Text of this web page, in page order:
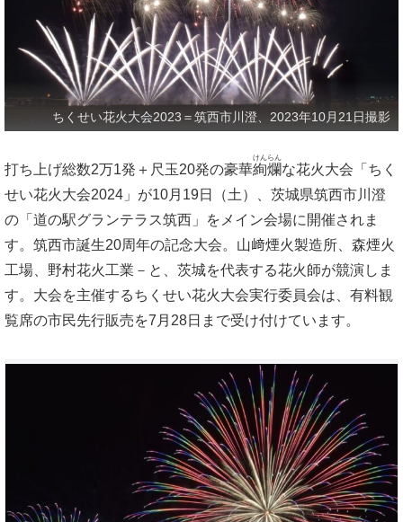
ちくせい花火大会2023＝筑西市川澄、2023年10月21日撮影
打ち上げ総数2万1発＋尺玉20発の豪華絢爛
けんらん
な花火大会「ちく
せい花火大会2024」が10月19日（土）、茨城県筑西市川澄
の「道の駅グランテラス筑西」をメイン会場に開催されま
す。筑西市誕生20周年の記念大会。山﨑煙火製造所、森煙火
工場、野村花火工業－と、茨城を代表する花火師が競演しま
す。大会を主催するちくせい花火大会実行委員会は、有料観
覧席の市民先行販売を7月28日まで受け付けています。